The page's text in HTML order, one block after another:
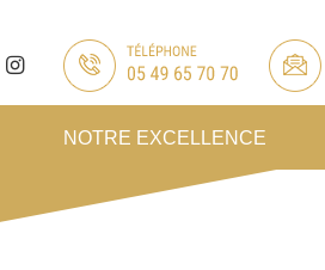
NOTRE EXCELLENCE